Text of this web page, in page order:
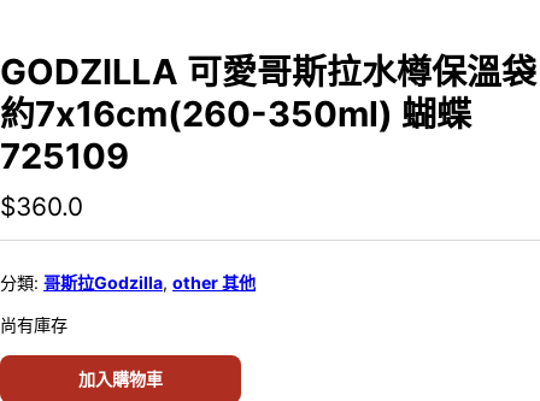
GODZILLA 可愛哥斯拉水樽保溫袋
約7x16cm(260-350ml) 蝴蝶
725109
$360.0
分類: 哥斯拉Godzilla, other 其他
尚有庫存
加入購物車